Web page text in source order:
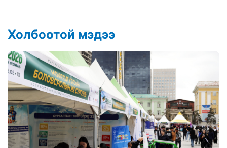
Холбоотой мэдээ